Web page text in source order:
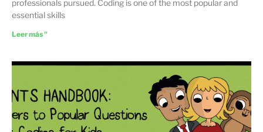
professionals pursued. Coding is one of the most popular and
essential skills
Leer más "